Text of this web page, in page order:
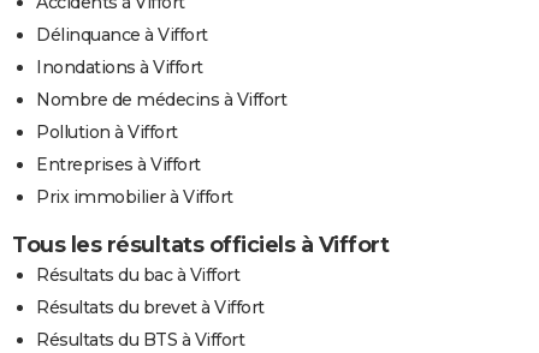
Délinquance à Viffort
Inondations à Viffort
Nombre de médecins à Viffort
Pollution à Viffort
Entreprises à Viffort
Prix immobilier à Viffort
Tous les résultats officiels à Viffort
Résultats du bac à Viffort
Résultats du brevet à Viffort
Résultats du BTS à Viffort